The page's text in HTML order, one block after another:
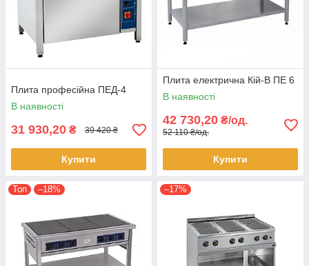
Плита професійна ПЕД-4
В наявності
31 930,20 ₴ 39 420 ₴
Купити
Плита електрична Кій-В ПЕ 6
В наявності
42 730,20 ₴/од.
52 110 ₴/од.
Купити
Топ –18% –17%